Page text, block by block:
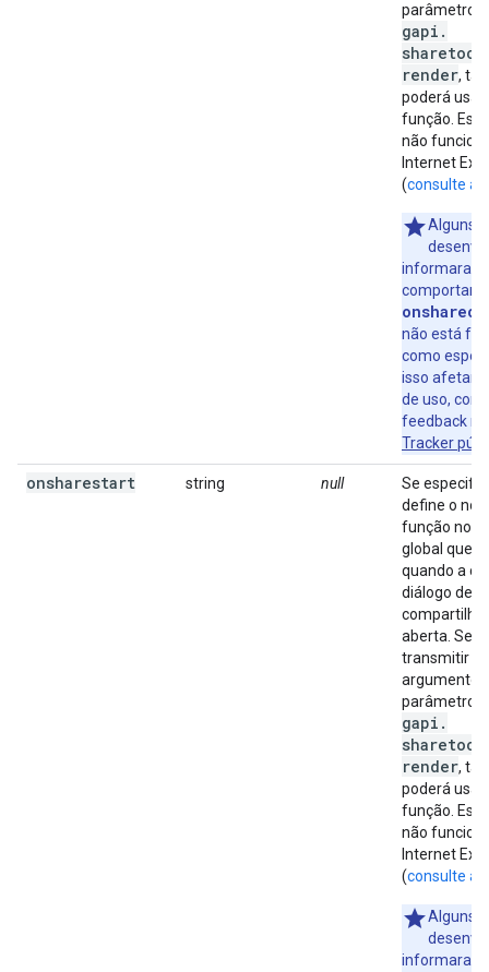
parâmetros
gapi .
render,
poderá usar
função.
não
Internet
(consulte
Alguns
informaram
não está
como
isso afetar
de uso,
feedback
Tracker
onsharestart string null
Se
define o
função no
global que
quando a
diálogo de
aberta. Se
transmitir
argumentos
parâmetros
gapi .
render,
poderá usar
função.
não
Internet
(consulte
Alguns
informaram